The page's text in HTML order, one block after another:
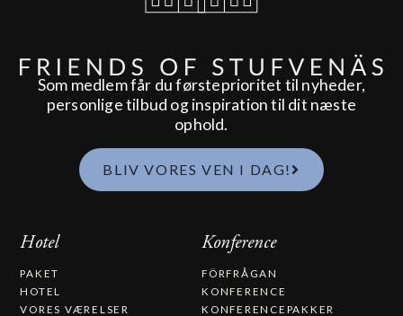
Som medlem får du førsteprioritet til nyheder,
personlige tilbud og inspiration til dit næste
ophold.
BLIV VORES VEN I DAG!
Hotel
PAKET
HOTEL
VORES VÆRELSER
Konference
FÖRFRÅGAN
KONFERENCE
KONFERENCEPAKKER